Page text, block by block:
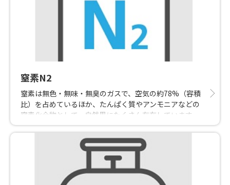
窒素N2
窒素は無色・無味・無臭のガスで、空気の約78%（容積
比）を占めているほか、たんぱく質やアンモニアなどの
窒素化合物として、自然界にたくさん存在しています。
常温では化学的に不活性で、他の物と化合することはあ
りません。不活性の性質を利用して、半導体製造や化学
品の酸化防止、防爆での用途のほか、金属熱処理や食品
の封入ガスとして利用されます。また、液化窒素
は-196℃の極低温で冷凍食品製造装置、宇宙環境試験装
置、超電導装置などで使われています。